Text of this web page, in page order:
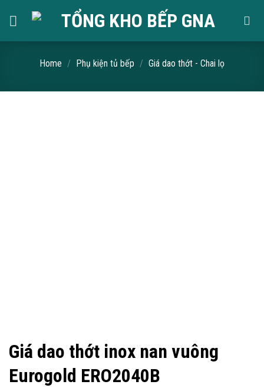
Home / Phụ kiện tủ bếp / Giá dao thớt - Chai lọ
Giá dao thớt inox nan vuông
Eurogold ERO2040B